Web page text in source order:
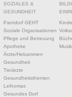
SOZIALES &
GESUNDHEIT
Parndorf GEHT
Soziale Organisationen
Pflege und Betreuung
Apotheke
Ärzte/Hebammen
Gesundheit
Tierärzte
Gesundheitsthemen
Leihomas
Gesundes Dorf